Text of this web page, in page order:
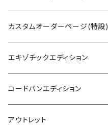
カスタムオーダーページ(特設)
エキゾチックエディション
コードバンエディション
アウトレット